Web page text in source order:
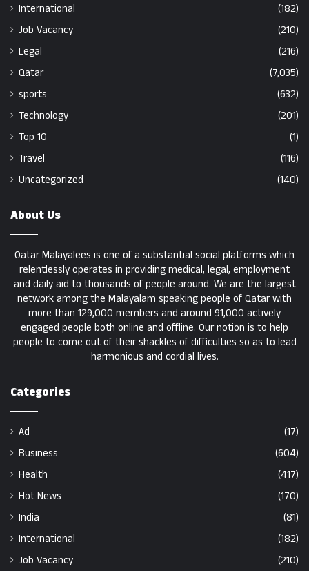
International
(182)
Job Vacancy
(210)
Legal
(216)
Qatar
(7,035)
sports
(632)
Technology
(201)
Top 10
(1)
Travel
(116)
Uncategorized
(140)
About Us
Qatar Malayalees is one of a substantial social platforms which
relentlessly operates in providing medical, legal, employment
and daily aid to thousands of people around. We are the largest
network among the Malayalam speaking people of Qatar with
more than 129,000 members and around 91,000 actively
engaged people both online and offline. Our notion is to help
people to come out of their shackles of difficulties so as to lead
harmonious and cordial lives.
Categories
Ad
(17)
Business
(604)
Health
(417)
Hot News
(170)
India
(81)
International
(182)
Job Vacancy
(210)